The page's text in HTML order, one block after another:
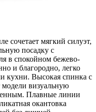
сочетает мягкий силуэт,
посадку с
в спокойном бежево-
и благородно, легко
кухни. Высокая спинка с
модели визуальную
Плавные линии
окантовка